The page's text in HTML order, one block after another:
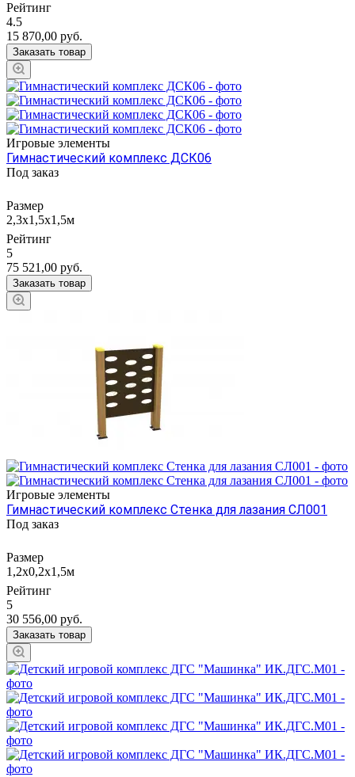
Рейтинг
4.5
15 870,00 руб.
Заказать товар
Игровые элементы
Гимнастический комплекс ДСК06
Под заказ
Размер
2,3х1,5х1,5м
Рейтинг
5
75 521,00 руб.
Заказать товар
Игровые элементы
Гимнастический комплекс Стенка для лазания СЛ001
Под заказ
Размер
1,2х0,2х1,5м
Рейтинг
5
30 556,00 руб.
Заказать товар